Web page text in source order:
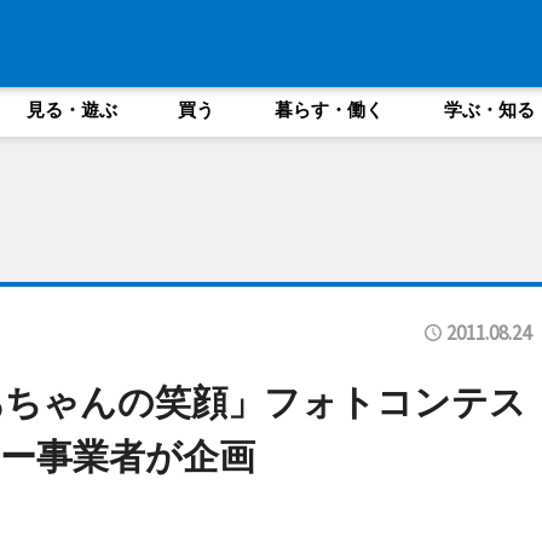
見る・遊ぶ 買う 暮らす・働く 学ぶ・知る
2011.08.24
ゃんの笑顔」フォトコンテス
事業者が企画